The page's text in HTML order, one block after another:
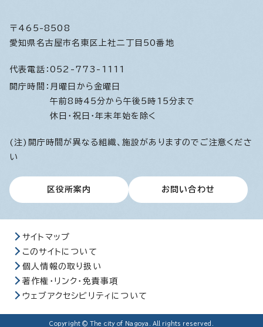
〒465-8508
愛知県名古屋市名東区上社二丁目50番地
代表電話： 052-773-1111
開庁時間： 月曜日から金曜日
午前8時45分から午後5時15分まで
休日・祝日・年末年始を除く
(注)開庁時間が異なる組織、施設がありますのでご注意くださ
い
区役所案内 お問い合わせ
サイトマップ
このサイトについて
個人情報の取り扱い
著作権・リンク・免責事項
ウェブアクセシビリティについて
Copyright © The city of Nagoya. All rights reserved.